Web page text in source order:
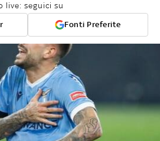
live: seguici su
Fonti Preferite